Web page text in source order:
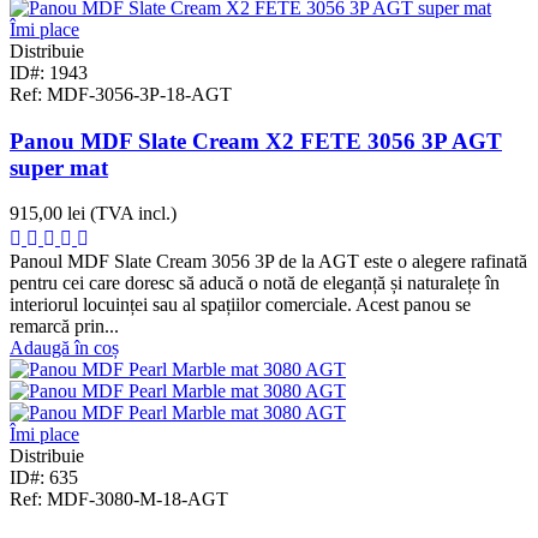
Îmi place
Distribuie
ID#: 1943
Ref: MDF-3056-3P-18-AGT
Panou MDF Slate Cream X2 FETE 3056 3P AGT
super mat
915,00 lei (TVA incl.)
Panoul MDF Slate Cream 3056 3P de la AGT este o alegere rafinată
pentru cei care doresc să aducă o notă de eleganță și naturalețe în
interiorul locuinței sau al spațiilor comerciale. Acest panou se
remarcă prin...
Adaugă în coș
Îmi place
Distribuie
ID#: 635
Ref: MDF-3080-M-18-AGT